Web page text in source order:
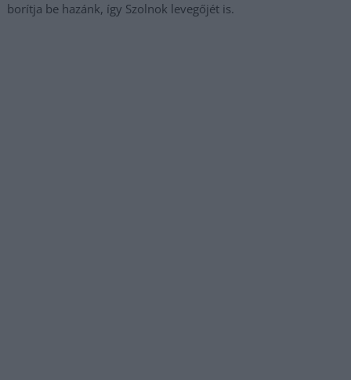
borítja be hazánk, így Szolnok levegőjét is.